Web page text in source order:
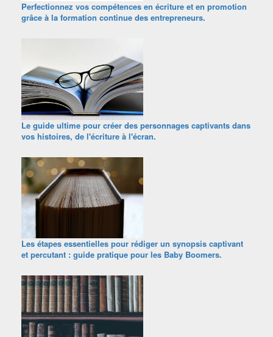
Perfectionnez vos compétences en écriture et en promotion
grâce à la formation continue des entrepreneurs.
Le guide ultime pour créer des personnages captivants dans
vos histoires, de l'écriture à l'écran.
Les étapes essentielles pour rédiger un synopsis captivant
et percutant : guide pratique pour les Baby Boomers.